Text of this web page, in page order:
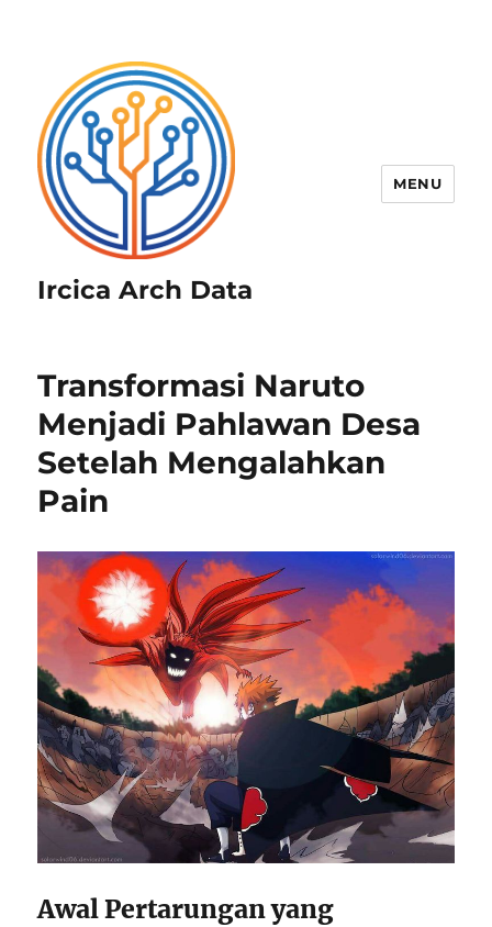
Ircica Arch Data
MENU
Transformasi Naruto
Menjadi Pahlawan Desa
Setelah Mengalahkan
Pain
Awal Pertarungan yang